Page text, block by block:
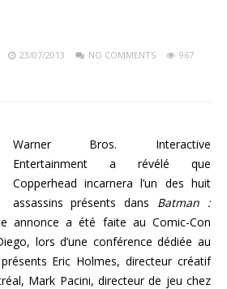
23/07/2013 NO COMMENTS
967
Warner Bros. Interactive
Entertainment a révélé que
Copperhead incarnera l’un des huit
assassins présents dans Batman :
annonce a été faite au Comic-Con
lors d’une conférence dédiée au
Eric Holmes, directeur créatif
Mark Pacini, directeur de jeu chez